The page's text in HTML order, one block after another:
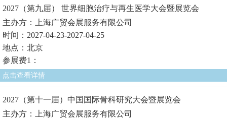
2027（第九届） 世界细胞治疗与再生医学大会暨展览会
主办方：上海广贸会展服务有限公司
时间：2027-04-23-2027-04-25
地点：北京
参展费1：
点击查看详情
2027（第十一届）中国国际骨科研究大会暨展览会
主办方：上海广贸会展服务有限公司